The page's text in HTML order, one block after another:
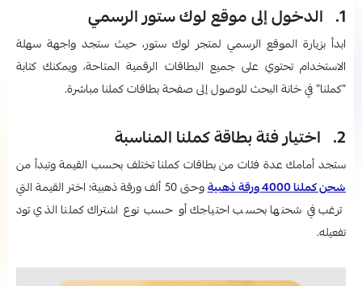
1. الدخول إلى موقع لوك ستور الرسمي
ابدأ بزيارة الموقع الرسمي لمتجر لوك ستور، حيث ستجد واجهة سهلة
الاستخدام تحتوي على جميع البطاقات الرقمية المتاحة، ويمكنك كتابة
“كملنا” في خانة البحث للوصول إلى صفحة بطاقات كملنا مباشرة.
2. اختيار فئة بطاقة كملنا المناسبة
ستجد أمامك عدة فئات من بطاقات كملنا تختلف بحسب القيمة وتبدأ من
شحن كملنا 4000 ورقة ذهبية
وحتى 50 ألف ورقة ذهبية؛ اختر القيمة التي
ترغب في شحنها بحسب احتياجك أو حسب نوع اشتراك كملنا الذي تود
تفعيله.